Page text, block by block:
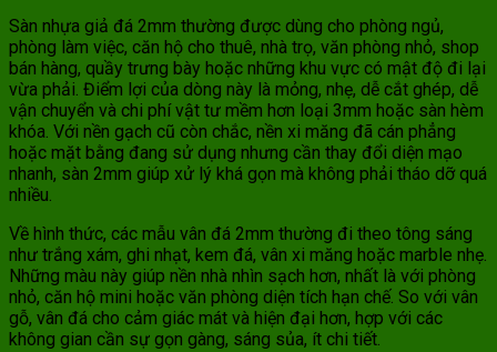
Sàn nhựa giả đá 2mm thường được dùng cho phòng ngủ,
phòng làm việc, căn hộ cho thuê, nhà trọ, văn phòng nhỏ, shop
bán hàng, quầy trưng bày hoặc những khu vực có mật độ đi lại
vừa phải. Điểm lợi của dòng này là mỏng, nhẹ, dễ cắt ghép, dễ
vận chuyển và chi phí vật tư mềm hơn loại 3mm hoặc sàn hèm
khóa. Với nền gạch cũ còn chắc, nền xi măng đã cán phẳng
hoặc mặt bằng đang sử dụng nhưng cần thay đổi diện mạo
nhanh, sàn 2mm giúp xử lý khá gọn mà không phải tháo dỡ quá
nhiều.
Về hình thức, các mẫu vân đá 2mm thường đi theo tông sáng
như trắng xám, ghi nhạt, kem đá, vân xi măng hoặc marble nhẹ.
Những màu này giúp nền nhà nhìn sạch hơn, nhất là với phòng
nhỏ, căn hộ mini hoặc văn phòng diện tích hạn chế. So với vân
gỗ, vân đá cho cảm giác mát và hiện đại hơn, hợp với các
không gian cần sự gọn gàng, sáng sủa, ít chi tiết.